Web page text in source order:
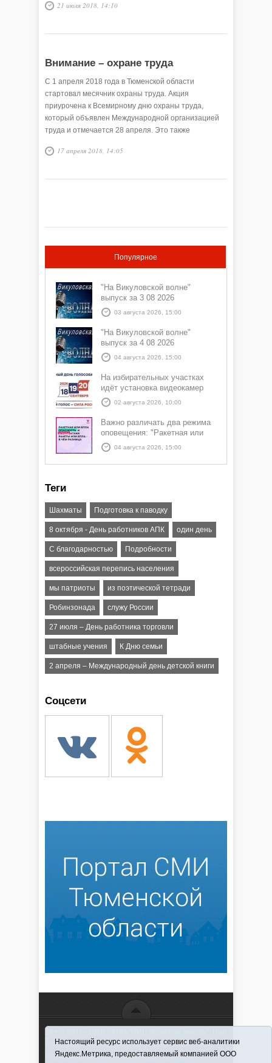
21 июля 2018, 14:10
Внимание – охране труда
С 1 апреля 2018 года в Тюменской области
стартовал месячник охраны труда. Акция
приурочена к Всемирному дню охраны труда,
который объявлен Международной организацией
труда и отмечается 28 апреля. Это также
или получивших травмы на производстве. Тема
«Поколение: безопасность и здоровье».
17 апреля 2018, 14:05
Популярное
"На Викуловской волне"
выпуск за 3 08 2026
03 августа 2026, 15:00
"На Викуловской волне"
выпуск за 4 08 2026
04 августа 2026, 15:00
На избирательных участках
идёт установка видеокамер
02 августа 2026, 10:00
Важно различать два режима
оповещения: "Ракетная или
БПЛА опасность" и "Угроза
атаки ракеты или БПЛА"
04 августа 2026, 15:00
Теги
Шахматы Подготовка к паводку
8 октября - День работников АПК один день
С благодарностью Подробности
всероссийская перепись населения
мы патриоты из поэтической тетради
Робинзонада служу России
27 июля – День работника торговли
штабные учения К Дню семьи
2 апреля – Международный день детской книги
Соцсети
использовании материалов ссылка обязательна
Информационная лента выходит при финансовой
Настоящий ресурс использует сервис веб-аналитики
Яндекс.Метрика, предоставляемый компанией ООО